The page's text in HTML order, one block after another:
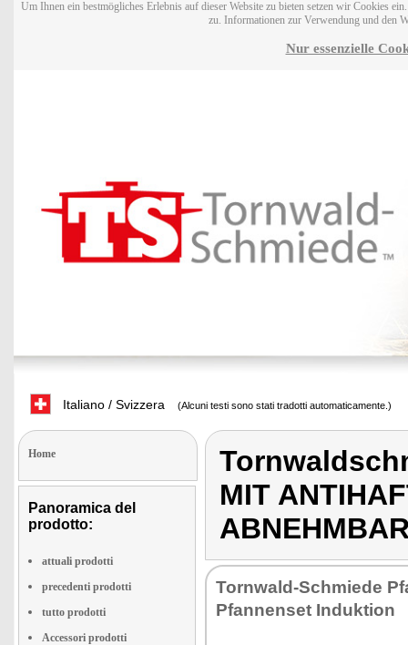
Um Ihnen ein bestmögliches Erlebnis auf dieser Website zu bieten setzen wir Cookies
zu. Informationen zur Verwendung und den
Nur essenzielle
Italiano / Svizzera (Alcuni testi sono stati tradotti automaticamente.)
Home
Panoramica del
prodotto:
attuali prodotti
precedenti prodotti
tutto prodotti
Accessori prodotti
MIT
Tornwald-Schmiede
Pfannenset Induktion